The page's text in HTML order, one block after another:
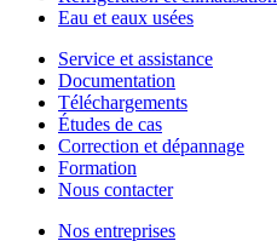
Eau et eaux usées
Service et assistance
Documentation
Téléchargements
Études de cas
Correction et dépannage
Formation
Nous contacter
Nos entreprises